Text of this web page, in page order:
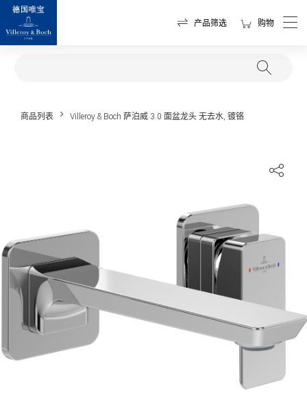
产品筛选 购物
商品列表 Villeroy & Boch 萨泊威 3.0 面盆龙头 无去水, 镀铬